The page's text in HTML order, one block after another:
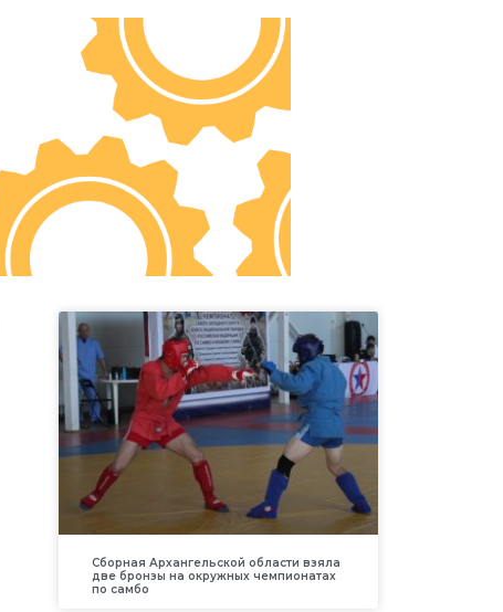
Сборная Архангельской области взяла
две бронзы на окружных чемпионатах
по самбо